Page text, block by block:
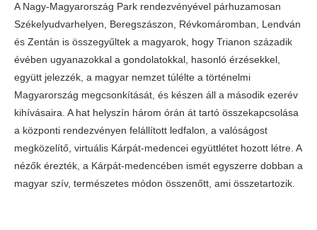
A Nagy-Magyarország Park rendezvényével párhuzamosan
Székelyudvarhelyen, Beregszászon, Révkomáromban, Lendván
és Zentán is összegyűltek a magyarok, hogy Trianon századik
évében ugyanazokkal a gondolatokkal, hasonló érzésekkel,
együtt jelezzék, a magyar nemzet túlélte a történelmi
Magyarország megcsonkítását, és készen áll a második ezerév
kihívásaira. A hat helyszín három órán át tartó összekapcsolása
a központi rendezvényen felállított ledfalon, a valóságost
megközelítő, virtuális Kárpát-medencei együttlétet hozott létre. A
nézők érezték, a Kárpát-medencében ismét egyszerre dobban a
magyar szív, természetes módon összenőtt, ami összetartozik.